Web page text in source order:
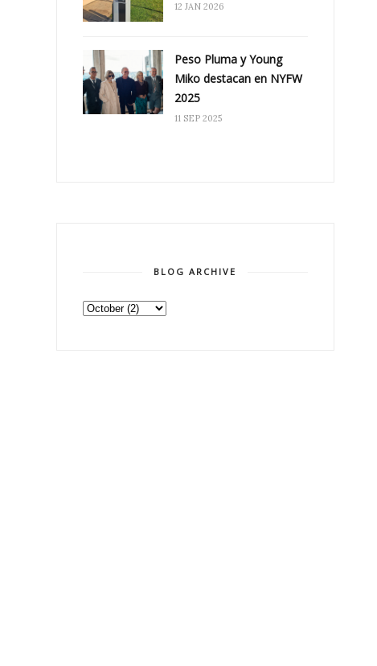
12 JAN 2026
Peso Pluma y Young
Miko destacan en NYFW
2025
11 SEP 2025
BLOG ARCHIVE